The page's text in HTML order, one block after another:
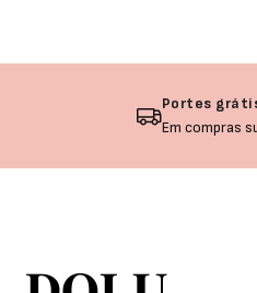
Devolução
Não gostou?